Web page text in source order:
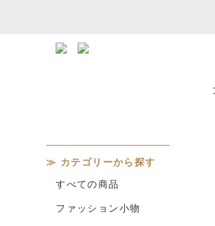
カテゴリーから探す
すべての商品
ファッション小物